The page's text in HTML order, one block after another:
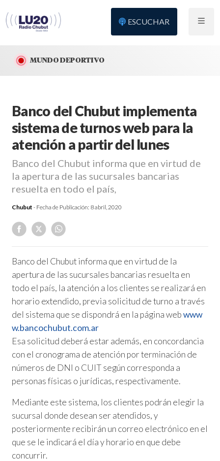
ESCUCHAR
MUNDO DEPORTIVO
Banco del Chubut implementa
sistema de turnos web para la
atención a partir del lunes
Banco del Chubut informa que en virtud de
la apertura de las sucursales bancarias
resuelta en todo el país,
Chubut - Fecha de Publicación: 8 abril, 2020
Banco del Chubut informa que en virtud de la
apertura de las sucursales bancarias resuelta en
todo el país, la atención a los clientes se realizará en
horario extendido, previa solicitud de turno a través
del sistema que se dispondrá en la página webwww
w.bancochubut.com.ar
Esa solicitud deberá estar además, en concordancia
con el cronograma de atención por terminación de
números de DNI o CUIT según corresponda a
personas físicas o jurídicas, respectivamente.
Mediante este sistema, los clientes podrán elegir la
sucursal donde desean ser atendidos, y
posteriormente recibirán un correo electrónico en el
que se le indicará el día y horario en que debe
concurrir.